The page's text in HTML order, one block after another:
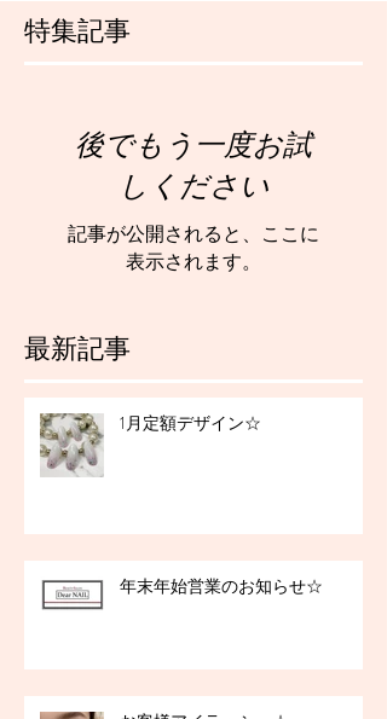
特集記事
最新記事
後でもう一度お試
しください
記事が公開されると、ここに
表示されます。
1月定額デザイン☆
年末年始営業のお知らせ☆